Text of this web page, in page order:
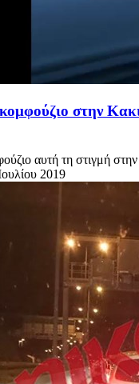
στην
αυτή τη στιγμή
2019